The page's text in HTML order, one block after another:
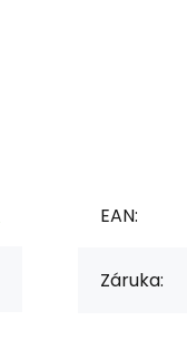
EAN:
Záruka: